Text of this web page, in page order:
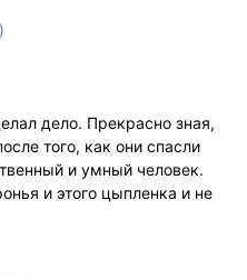
дело. Прекрасно зная,
того, как они спасли
и умный человек.
и этого цыпленка и не